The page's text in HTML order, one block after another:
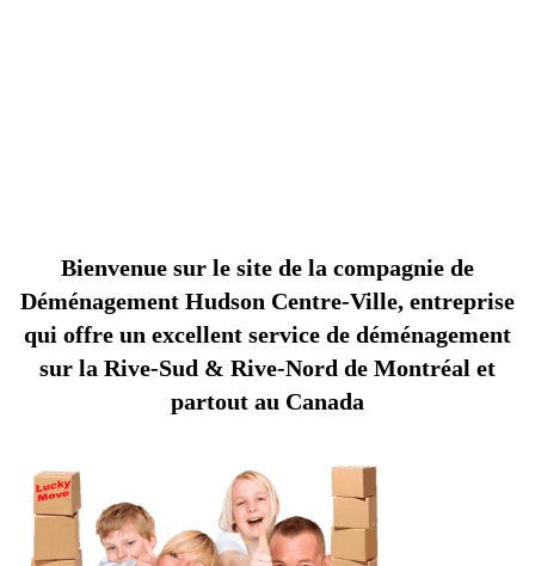
COMPAGNIE DE DÉMÉNAGEMENT HUDSON
Bienvenue sur le site de la compagnie de
Déménagement Hudson Centre-Ville, entreprise
qui offre un excellent service de déménagement
sur la Rive-Sud & Rive-Nord de Montréal et
partout au Canada